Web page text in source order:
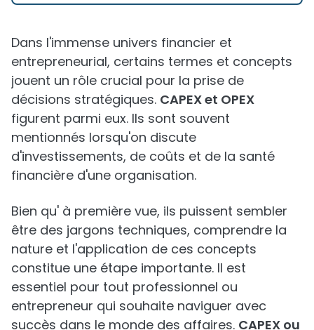
Dans l'immense univers financier et
entrepreneurial, certains termes et concepts
jouent un rôle crucial pour la prise de
décisions stratégiques. CAPEX et OPEX
figurent parmi eux. Ils sont souvent
mentionnés lorsqu'on discute
d'investissements, de coûts et de la santé
financière d'une organisation.
Bien qu' à première vue, ils puissent sembler
être des jargons techniques, comprendre la
nature et l'application de ces concepts
constitue une étape importante. Il est
essentiel pour tout professionnel ou
entrepreneur qui souhaite naviguer avec
succès dans le monde des affaires. CAPEX ou